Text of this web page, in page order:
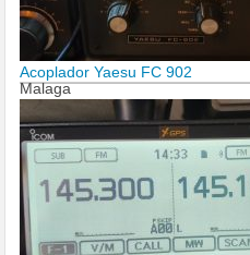
Acoplador Yaesu FC 902
Malaga